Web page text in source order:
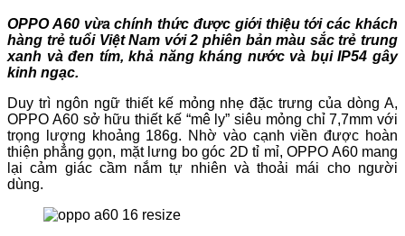
OPPO A60 vừa chính thức được giới thiệu tới các khách
hàng trẻ tuổi Việt Nam với 2 phiên bản màu sắc trẻ trung
xanh và đen tím, khả năng kháng nước và bụi IP54 gây
kinh ngạc.
Duy trì ngôn ngữ thiết kế mỏng nhẹ đặc trưng của dòng A,
OPPO A60 sở hữu thiết kế “mê ly” siêu mỏng chỉ 7,7mm với
trọng lượng khoảng 186g. Nhờ vào cạnh viền được hoàn
thiện phẳng gọn, mặt lưng bo góc 2D tỉ mỉ, OPPO A60 mang
lại cảm giác cầm nắm tự nhiên và thoải mái cho người
dùng.